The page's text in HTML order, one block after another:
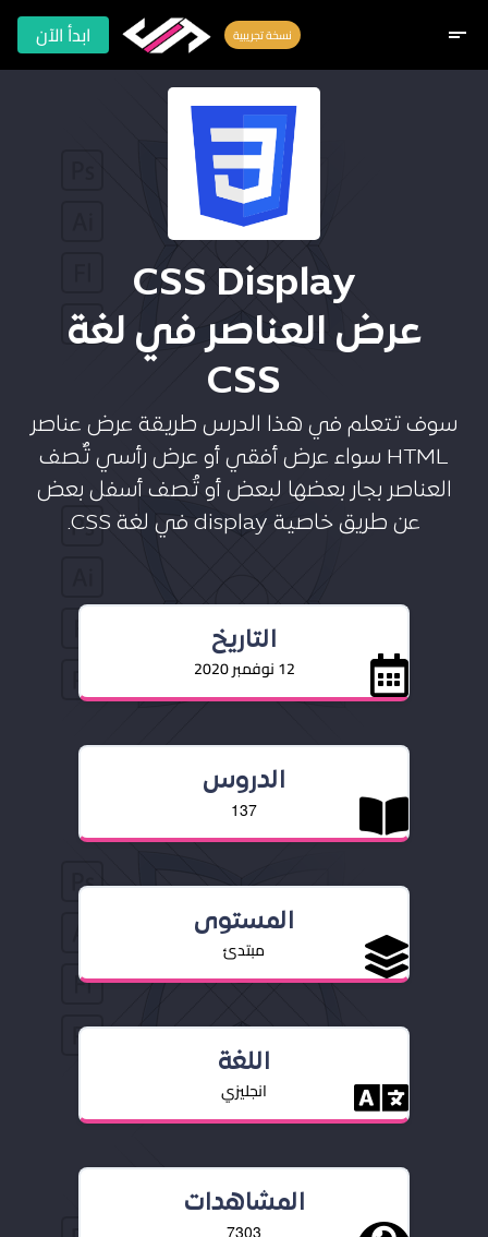
short_text نسخة تجريبية ابدأ الآن
CSS Display
عرض العناصر في لغة
CSS
سوف تتعلم في هذا الدرس طريقة عرض عناصر
HTML سواء عرض أفقي أو عرض رأسي تٌصف
العناصر بجار بعضها لبعض أو تُصف أسفل بعض
عن طريق خاصية display في لغة CSS.
التاريخ
12 نوفمبر 2020
الدروس
137
المستوى
مبتدئ
اللغة
انجليزي
المشاهدات
7303